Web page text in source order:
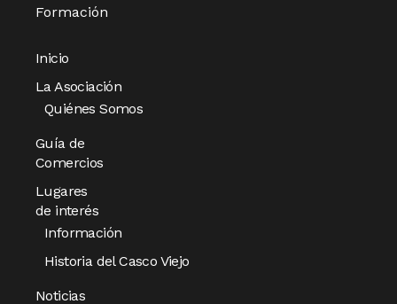
Formación
Inicio
La Asociación
Quiénes Somos
Guía de
Comercios
Lugares
de interés
Información
Historia del Casco Viejo
Noticias